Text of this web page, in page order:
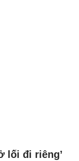
lối đi riêng’